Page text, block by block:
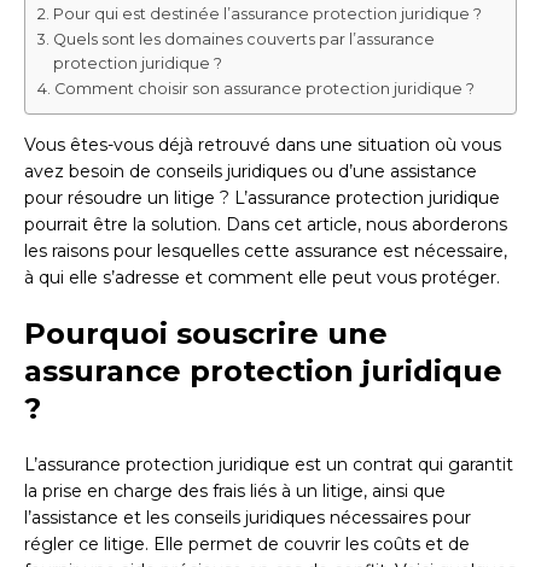
Pour qui est destinée l’assurance protection juridique ?
Quels sont les domaines couverts par l’assurance
protection juridique ?
Comment choisir son assurance protection juridique ?
Vous êtes-vous déjà retrouvé dans une situation où vous
avez besoin de conseils juridiques ou d’une assistance
pour résoudre un litige ? L’assurance protection juridique
pourrait être la solution. Dans cet article, nous aborderons
les raisons pour lesquelles cette assurance est nécessaire,
à qui elle s’adresse et comment elle peut vous protéger.
Pourquoi souscrire une
assurance protection juridique
?
L’assurance protection juridique est un contrat qui garantit
la prise en charge des frais liés à un litige, ainsi que
l’assistance et les conseils juridiques nécessaires pour
régler ce litige. Elle permet de couvrir les coûts et de